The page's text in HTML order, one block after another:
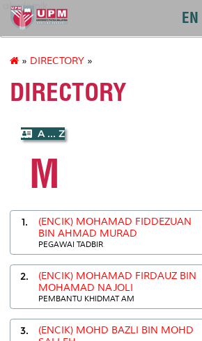
akademik
EN
» DIRECTORY »
DIRECTORY
A ... Z
M
1.
(ENCIK) MOHAMAD FIDDEZUAN
BIN AHMAD MURAD
PEGAWAI TADBIR
2.
(ENCIK) MOHAMAD FIRDAUZ BIN
MOHAMAD NAJOLI
PEMBANTU KHIDMAT AM
3.
(ENCIK) MOHD BAZLI BIN MOHD